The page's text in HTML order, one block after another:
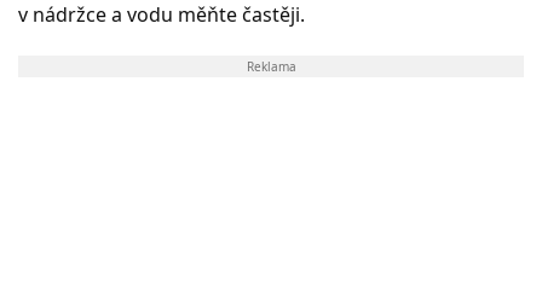
v nádržce a vodu měňte častěji.
Reklama